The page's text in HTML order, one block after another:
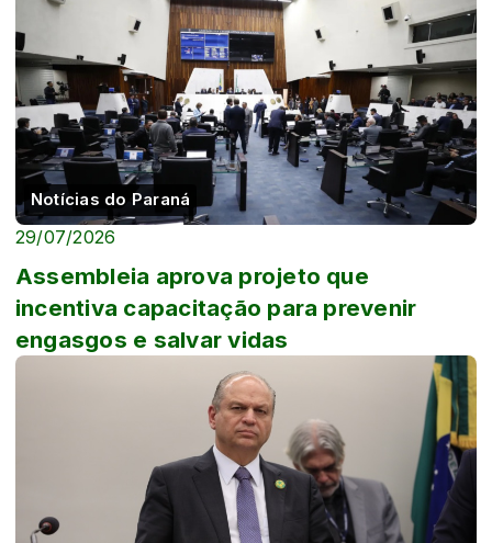
Notícias do Paraná
29/07/2026
Assembleia aprova projeto que
incentiva capacitação para prevenir
engasgos e salvar vidas